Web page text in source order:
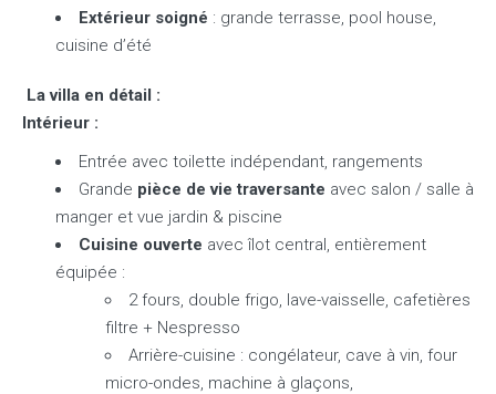
Extérieur soigné : grande terrasse, pool house,
cuisine d’été
La villa en détail :
Intérieur :
Entrée avec toilette indépendant, rangements
Grande pièce de vie traversante avec salon / salle à
manger et vue jardin & piscine
Cuisine ouverte avec îlot central, entièrement
équipée :
2 fours, double frigo, lave-vaisselle, cafetières
filtre + Nespresso
Arrière-cuisine : congélateur, cave à vin, four
micro-ondes, machine à glaçons,